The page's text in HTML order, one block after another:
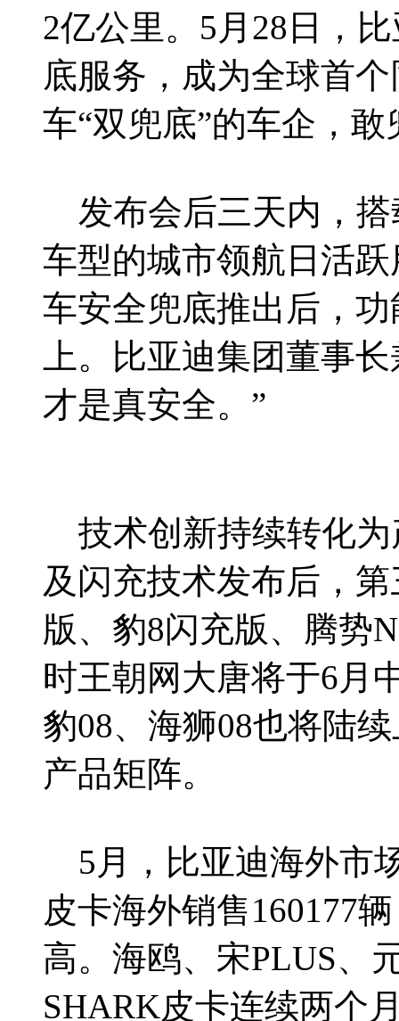
2亿公里。5月28日，
底服务，成为全球首
车“双兜底”的车企，
发布会后三天内，搭
车型的城市领航日活
车安全兜底推出后，
上。比亚迪集团董事
才是真安全。”
技术创新持续转化为
及闪充技术发布后，
版、豹8闪充版、腾势
时王朝网大唐将于6月
豹08、海狮08也将陆
产品矩阵。
5月，比亚迪海外市
皮卡海外销售160177
高。海鸥、宋PLUS、
SHARK皮卡连续两个